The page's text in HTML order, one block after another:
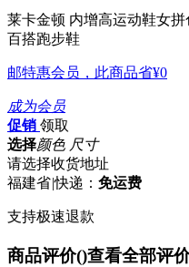
莱卡金顿 内增高运动鞋女
百搭跑步鞋
邮特惠会员，此商品省¥0
成为会员
促销 领取
选择颜色 尺寸
请选择收货地址
福建省|快递： 免运费
支持极速退款
商品评价()查看全部评